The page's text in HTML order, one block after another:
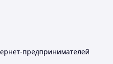
предпринимателей